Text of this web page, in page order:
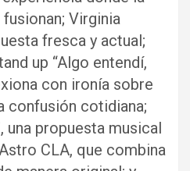
Virginia
fresca y actual;
up “Algo entendí,
con ironía sobre
confusión cotidiana;
una propuesta musical
CLA, que combina